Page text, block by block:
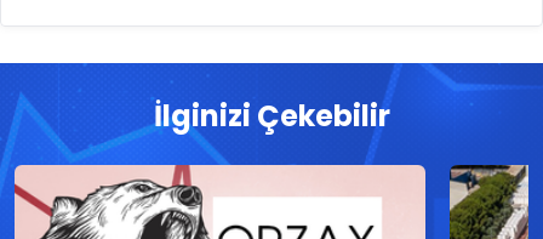
İlginizi Çekebilir